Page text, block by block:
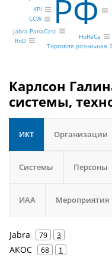
РФ
Jabra PanaCast
KPI
RnD
HoReCa
Торговля розничная
CCW
Карлсон
системы,
ИКТ Организации
Системы Персоны
ИАА Мероприятия
Jabra 79 3
АКОС 68 1